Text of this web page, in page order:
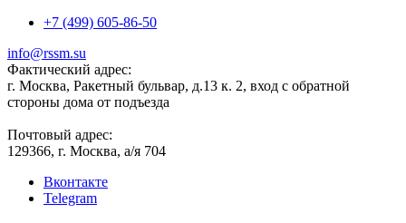
+7 (499) 605-86-50
info@rssm.su
Фактический адрес:
г. Москва, Ракетный бульвар, д.13 к. 2, вход с обратной
стороны дома от подъезда
Почтовый адрес:
129366, г. Москва, а/я 704
Вконтакте
Telegram